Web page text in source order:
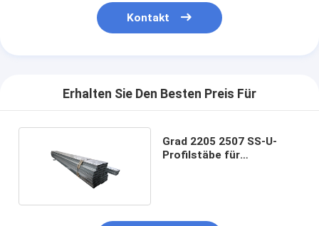
Kontakt
Erhalten Sie Den Besten Preis Für
Grad 2205 2507 SS-U-
Profilstäbe für